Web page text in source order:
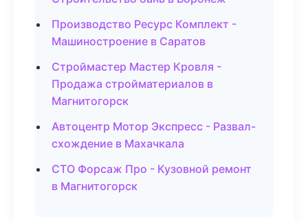
Производство Ресурс Комплект -
Машиностроение в Саратов
Строймастер Мастер Кровля -
Продажа стройматериалов в
Магнитогорск
Автоцентр Мотор Экспресс - Развал-
схождение в Махачкала
СТО Форсаж Про - Кузовной ремонт
в Магнитогорск